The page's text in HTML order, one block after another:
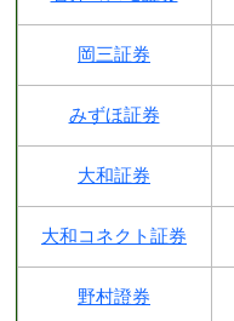
岡三証券
みずほ証券
大和証券
大和コネクト証券
野村證券